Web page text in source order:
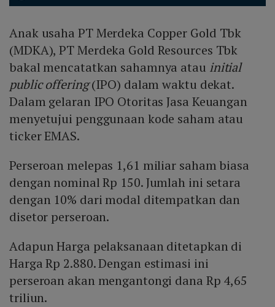
Anak usaha PT Merdeka Copper Gold Tbk
(MDKA), PT Merdeka Gold Resources Tbk
bakal mencatatkan sahamnya atau initial
public offering(IPO) dalam waktu dekat.
Dalam gelaran IPO Otoritas Jasa Keuangan
menyetujui penggunaan kode saham atau
ticker EMAS.
Perseroan melepas 1,61 miliar saham biasa
dengan nominal Rp 150. Jumlah ini setara
dengan 10% dari modal ditempatkan dan
disetor perseroan.
Adapun Harga pelaksanaan ditetapkan di
Harga Rp 2.880. Dengan estimasi ini
perseroan akan mengantongi dana Rp 4,65
triliun.